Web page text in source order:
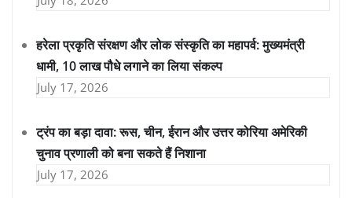
हरेला प्रकृति संरक्षण और लोक संस्कृति का महापर्व: मुख्यमंत्री
धामी, 10 लाख पौधे लगाने का लिया संकल्प
July 17, 2026
ट्रंप का बड़ा दावा: रूस, चीन, ईरान और उत्तर कोरिया अमेरिकी
चुनाव प्रणाली को बना सकते हैं निशाना
July 17, 2026